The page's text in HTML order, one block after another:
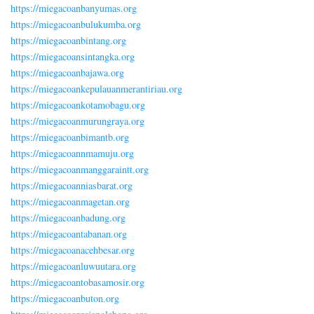
https://miegacoanbanyumas.org
https://miegacoanbulukumba.org
https://miegacoanbintang.org
https://miegacoansintangka.org
https://miegacoanbajawa.org
https://miegacoankepulauanmerantiriau.org
https://miegacoankotamobagu.org
https://miegacoanmurungraya.org
https://miegacoanbimantb.org
https://miegacoannmamuju.org
https://miegacoanmanggaraintt.org
https://miegacoanniasbarat.org
https://miegacoanmagetan.org
https://miegacoanbadung.org
https://miegacoantabanan.org
https://miegacoanacehbesar.org
https://miegacoanluwuutara.org
https://miegacoantobasamosir.org
https://miegacoanbuton.org